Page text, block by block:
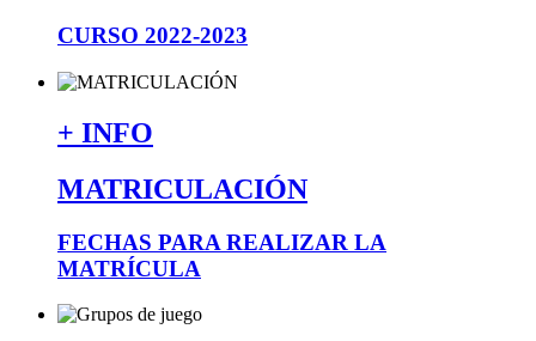
CURSO 2022-2023
+ INFO
MATRICULACIÓN
FECHAS PARA REALIZAR LA
MATRÍCULA